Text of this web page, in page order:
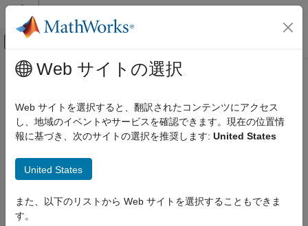
コンテンツへスキップ
オフキャンバス ナビゲーション メ
ドキュメンテーションのホーム
Image Processing Toolbox
表示と調査
Image Processing Toolbox
イメージのフィルター処理と強調
コントラストの調整
メインコンテンツ
imcontrast
コントラスト調整ツール
構文
imcontrast(h)
hTool = imcontrast(
Web サイトの選択
Web サイトを選択すると、翻訳されたコンテンツにアクセス
し、地域のイベントやサービスを確認できます。現在の位置情
報に基づき、次のサイトの選択を推奨します: United States
United States
また、以下のリストから Web サイトを選択することもできま
す。